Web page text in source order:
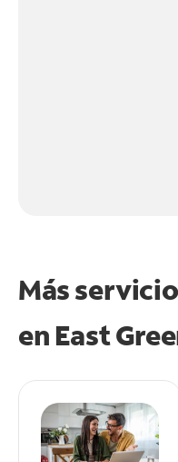
Más
en East